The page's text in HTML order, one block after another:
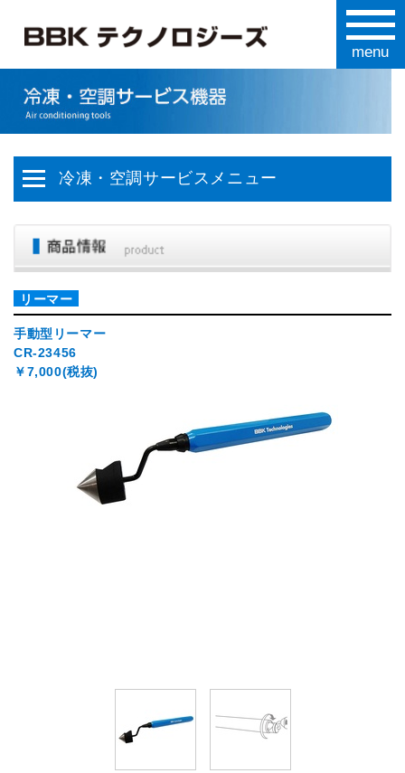
冷凍・空調サービスメニュー
リーマー
手動型リーマー
CR-23456
￥7,000(税抜)